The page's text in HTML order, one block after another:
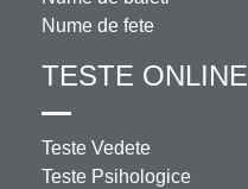
Nume de fete
TESTE ONLINE
Teste Vedete
Teste Psihologice